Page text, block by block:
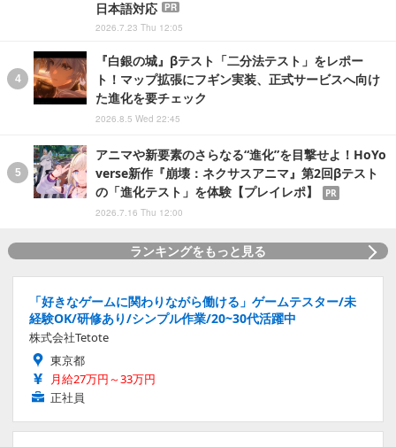
日本語対応
PR
2026.7.23 Thu 12:05
『白銀の城』βテスト「二分法テスト」をレポー
ト！マップ拡張にフギン実装、正式サービスへ向け
た進化を要チェック
2026.8.5 Wed 22:45
アニマや新要素のさらなる“進化”を目撃せよ！HoYo
verse新作『崩壊：ネクサスアニマ』第2回βテスト
の「進化テスト」を体験【プレイレポ】
PR
2026.7.16 Thu 12:00
ランキングをもっと見る
「好きなゲームに関わりながら働ける」ゲームテスター/未
経験OK/研修あり/シンプル作業/20~30代活躍中
株式会社Tetote
東京都
月給27万円～33万円
正社員